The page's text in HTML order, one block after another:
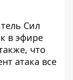
Сил
в эфире
что
атака все